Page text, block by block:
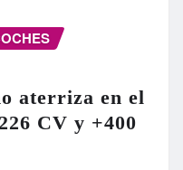
aterriza en el
CV y +400